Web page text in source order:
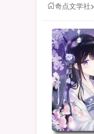
奇点文学社>